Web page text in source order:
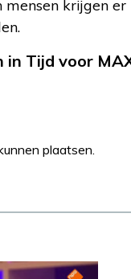
krijgen
Tijd voor
plaatsen.